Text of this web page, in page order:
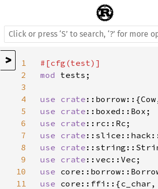
>
1
2
3
4
5
6
7
8
9
10
11
mod tests;
use crate
use crate
use crate
use crate
use crate
use crate
use
use